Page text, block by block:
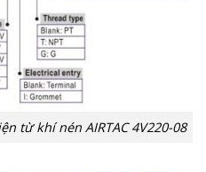
từ khí nén AIRTAC 4V220-08